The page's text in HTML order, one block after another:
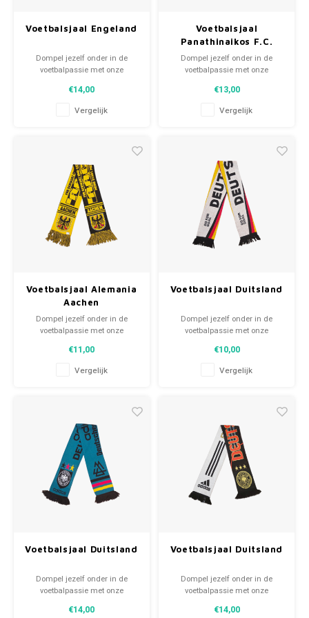
Voetbalsjaal Engeland
Dompel jezelf onder in de
voetbalpassie met onze
clubmotto's tot spelersnamen,
elk stuk vertelt een verhaal. Kies
uit tweedehands en nieuwe
fansjaals!
€14,00
Vergelijk
Voetbalsjaal
Panathinaikos F.C.
Dompel jezelf onder in de
voetbalpassie met onze
clubmotto's tot spelersnamen,
elk stuk vertelt een verhaal. Kies
uit tweedehands en nieuwe
fansjaals!
€13,00
Vergelijk
Voetbalsjaal Alemania
Aachen
Dompel jezelf onder in de
voetbalpassie met onze
clubmotto's tot spelersnamen,
elk stuk vertelt een verhaal. Kies
uit tweedehands en nieuwe
fansjaals!
€11,00
Vergelijk
Voetbalsjaal Duitsland
Dompel jezelf onder in de
voetbalpassie met onze
clubmotto's tot spelersnamen,
elk stuk vertelt een verhaal. Kies
uit tweedehands en nieuwe
fansjaals!
€10,00
Vergelijk
Voetbalsjaal Duitsland
Dompel jezelf onder in de
voetbalpassie met onze
clubmotto's tot spelersnamen,
€14,00
Voetbalsjaal Duitsland
Dompel jezelf onder in de
voetbalpassie met onze
clubmotto's tot spelersnamen,
€14,00